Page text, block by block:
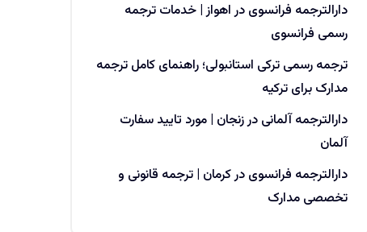
دارالترجمه فرانسوی در اهواز | خدمات ترجمه
رسمی فرانسوی
ترجمه رسمی ترکی استانبولی؛ راهنمای کامل ترجمه
مدارک برای ترکیه
دارالترجمه آلمانی در زنجان | مورد تایید سفارت
آلمان
دارالترجمه فرانسوی در کرمان | ترجمه قانونی و
تخصصی مدارک